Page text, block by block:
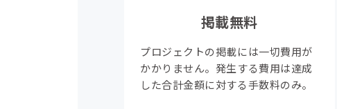
掲載無料
プロジェクトの掲載には一切費用が
かかりません。発生する費用は達成
した合計金額に対する手数料のみ。